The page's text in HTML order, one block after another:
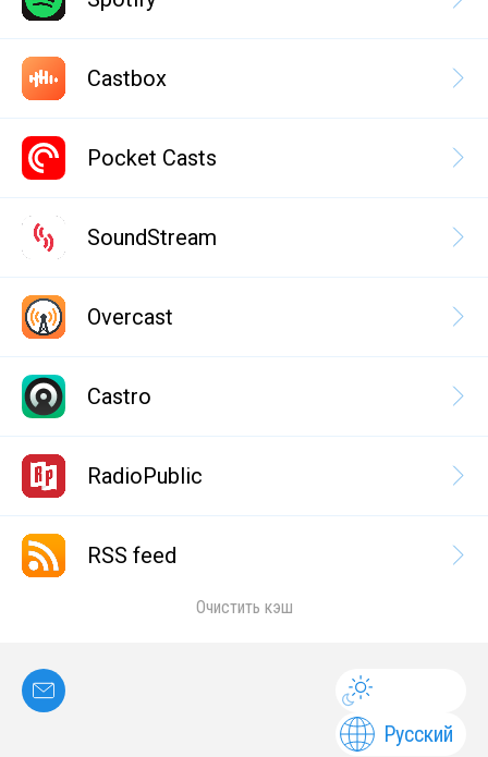
Castbox
Pocket Casts
SoundStream
Overcast
Castro
RadioPublic
RSS feed
Очистить кэш
Русский